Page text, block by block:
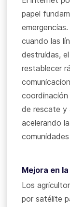
papel
cuando las
destruidas,
restablecer
de rescate y
acelerando
Mejora en
Los
por satélite